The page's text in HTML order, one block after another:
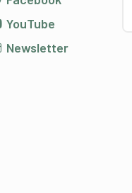
YouTube
Newsletter